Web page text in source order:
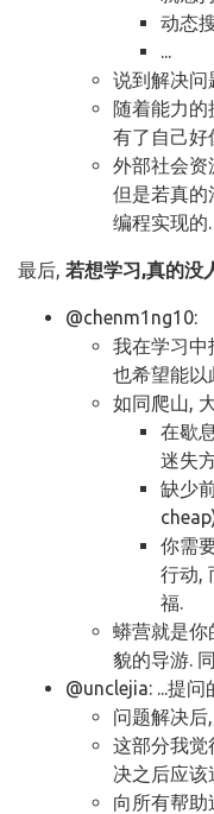
动态
...
说到解决问
随着能力
有了自己好
外部社会资
但是若真的
编程实现的.
最后, 若想学习,真的没
@chenm1ng10:
我在学习中
也希望能以
如同爬山,
在歇
迷失
缺少
你需
行动,
福.
蟒营就是你
貌的导游.
@unclejia: ...提问
问题解决后
这部分我觉
决之后应该
向所有帮助